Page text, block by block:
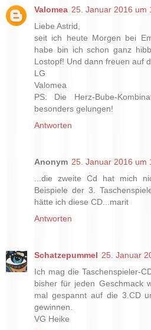
Valomea 25. Januar 2016 um
Liebe Astrid,
seit ich heute Morgen bei
habe bin ich schon ganz
Lostopf! Und dann freuen auf
LG
Valomea
PS: Die Herz-Bube-
besonders gelungen!
Antworten
Anonym 25. Januar 2016 um
...die zweite Cd hat mich
Beispiele der 3.
hätte ich diese CD...marit
Antworten
Schatzepummel 25. Januar
Ich mag die Taschenspieler-
bisher für jeden Geschmack
mal gespannt auf die 3.CD
gewinnen.
VG Heike